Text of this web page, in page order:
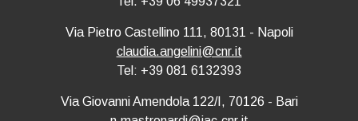
Via Pietro Castellino 111, 80131 - Napoli
claudia.angelini@cnr.it
Tel: +39 081 6132393
Via Giovanni Amendola 122/I, 70126 - Bari